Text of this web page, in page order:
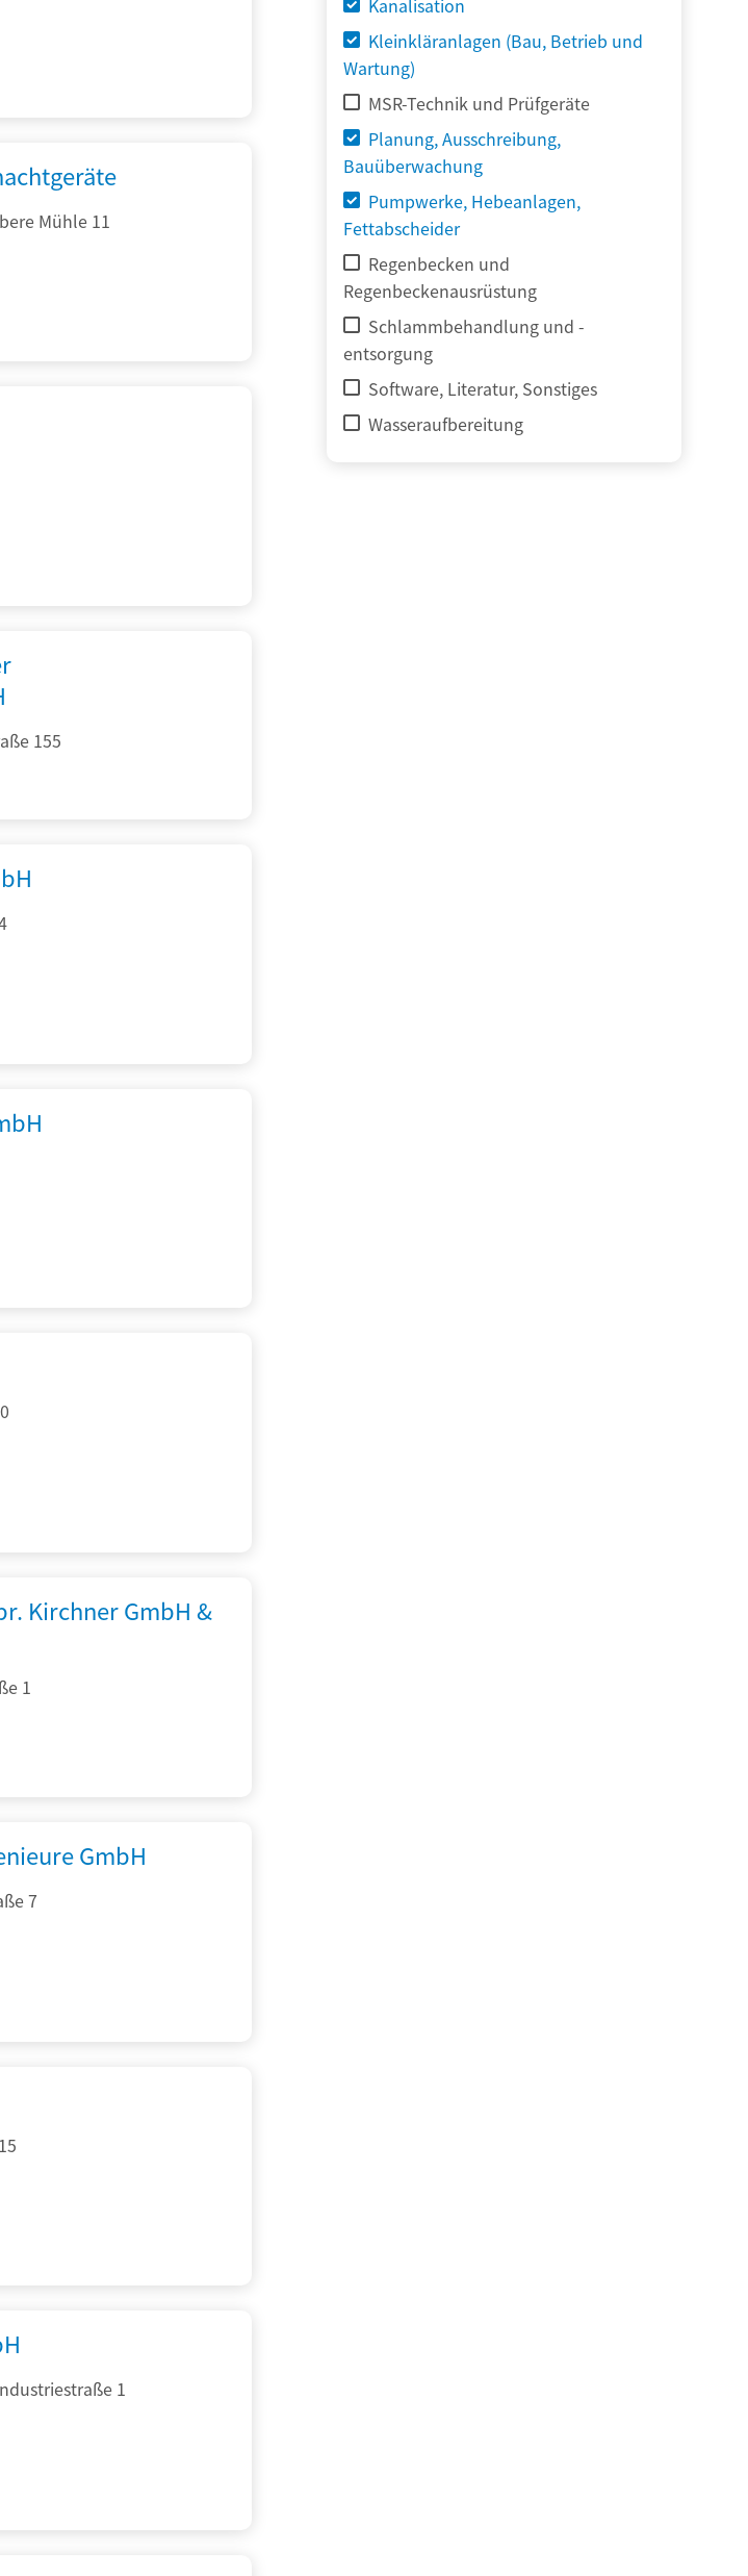
Kanalisation
Kleinkläranlagen (Bau, Betrieb und
Wartung)
MSR-Technik und Prüfgeräte
Planung, Ausschreibung,
Bauüberwachung
Pumpwerke, Hebeanlagen,
Fettabscheider
Regenbecken und
Regenbeckenausrüstung
Schlammbehandlung und -
entsorgung
Software, Literatur, Sonstiges
Wasseraufbereitung
Mühle 11
155
Kirchner GmbH &
1
GmbH
7
1